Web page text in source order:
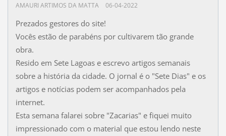
AMAURI ARTIMOS DA MATTA 06-04-2022
Prezados gestores do site!
Vocês estão de parabéns por cultivarem tão grande
obra.
Resido em Sete Lagoas e escrevo artigos semanais
sobre a história da cidade. O jornal é o "Sete Dias" e os
artigos e notícias podem ser acompanhados pela
internet.
Esta semana falarei sobre "Zacarias" e fiquei muito
impressionado com o material que estou lendo neste